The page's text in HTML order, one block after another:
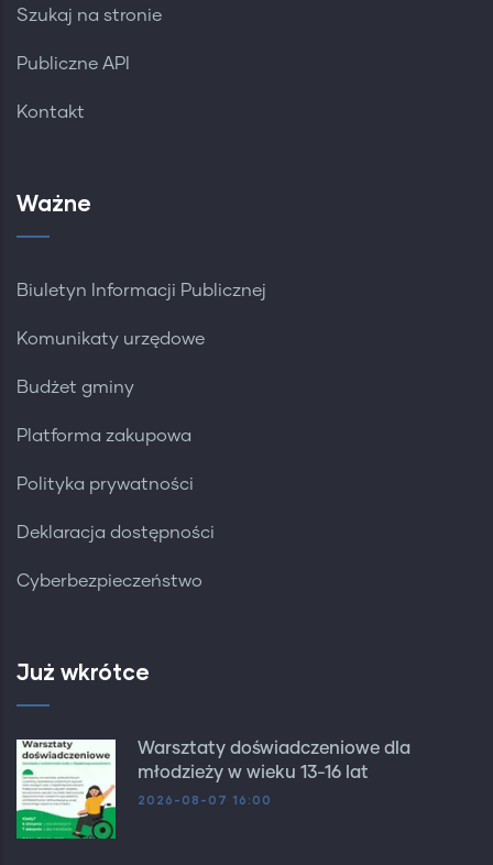
Szukaj na stronie
Publiczne API
Kontakt
Ważne
Biuletyn Informacji Publicznej
Komunikaty urzędowe
Budżet gminy
Platforma zakupowa
Polityka prywatności
Deklaracja dostępności
Cyberbezpieczeństwo
Już wkrótce
Warsztaty doświadczeniowe dla
młodzieży w wieku 13-16 lat
2026-08-07 16:00